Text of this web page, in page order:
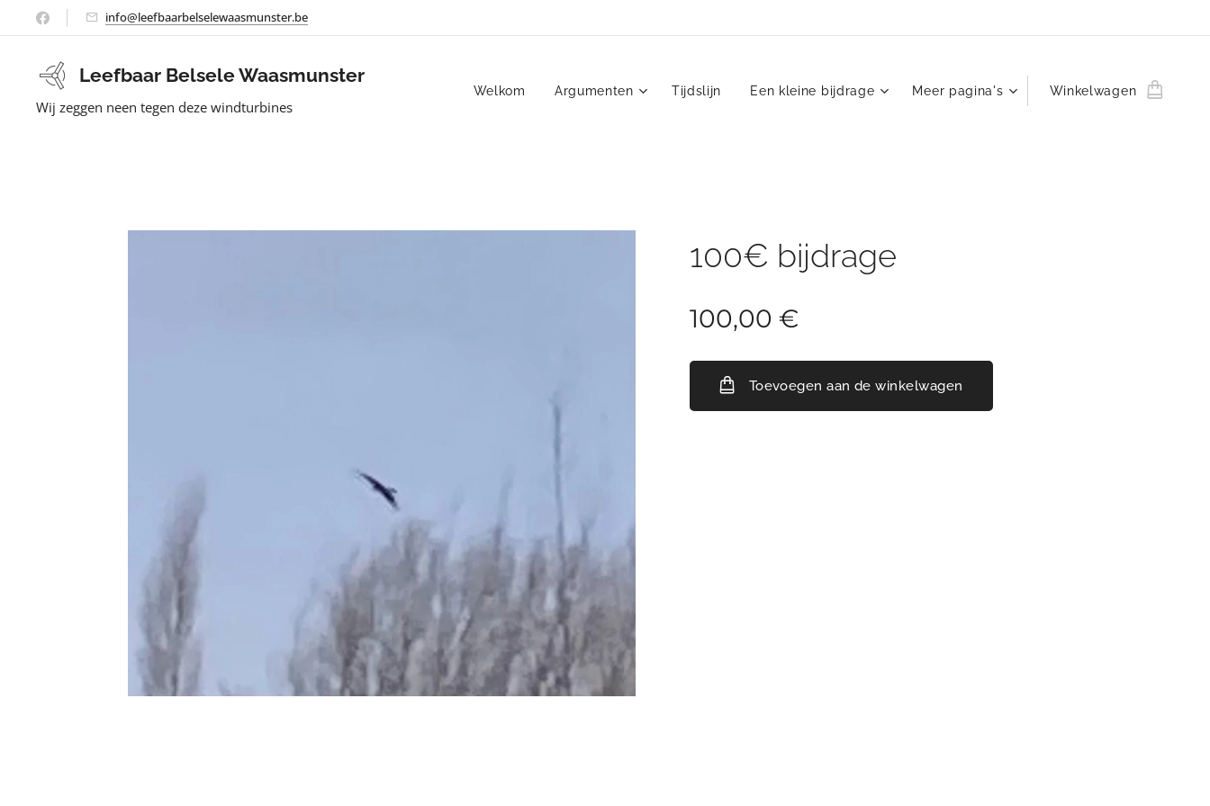
info@leefbaarbelselewaasmunster.be
Leefbaar Belsele Waasmunster
Wij zeggen neen tegen deze windturbines
Welkom Argumenten Tijdslijn Een kleine bijdrage Meer pagina's Winkelwagen
100€ bijdrage
100,00 €
Toevoegen aan de winkelwagen